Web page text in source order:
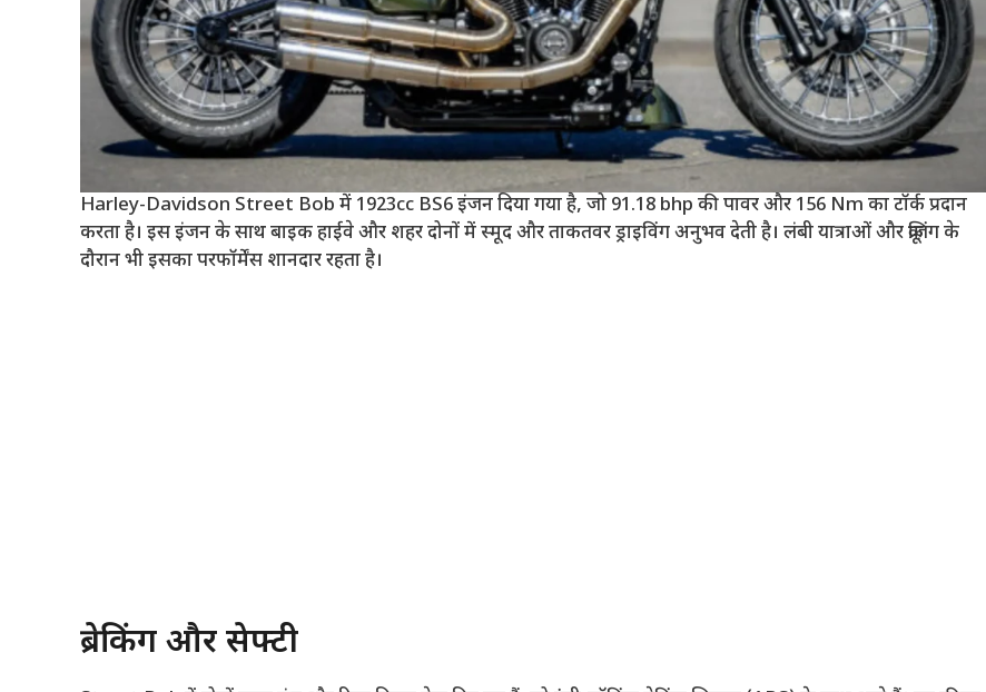
Harley-Davidson Street Bob में 1923cc BS6 इंजन दिया गया है, जो 91.18 bhp की पावर और 156 Nm का टॉर्क प्रदान
करता है। इस इंजन के साथ बाइक हाईवे और शहर दोनों में स्मूद और ताकतवर ड्राइविंग अनुभव देती है। लंबी यात्राओं और क्रूज़िंग के
दौरान भी इसका परफॉर्मेंस शानदार रहता है।
ब्रेकिंग और सेफ्टी